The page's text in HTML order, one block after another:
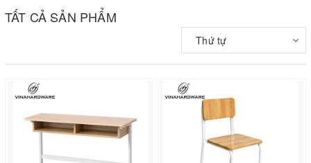
TẤT CẢ SẢN PHẨM
Thứ tự